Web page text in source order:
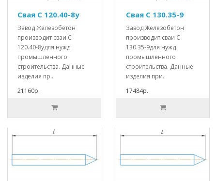
Свая С 120.40-8у
Завод Железобетон
производит сваи С
120.40-8удля нужд
промышленного
строительства. Данные
изделия пр..
21160р.
Свая С 130.35-9
Завод Железобетон
производит сваи С
130.35-9для нужд
промышленного
строительства. Данные
изделия при..
17484р.